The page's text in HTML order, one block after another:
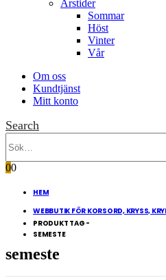
Årstider
Sommar
Höst
Vinter
Vår
Om oss
Kundtjänst
Mitt konto
Search
00
HEM
WEBBUTIK FÖR KORSORD, KRYSS,
PRODUKT TAG -
SEMESTE
semeste